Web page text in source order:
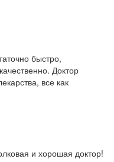
быстро,
Доктор
все как
и хорошая доктор!